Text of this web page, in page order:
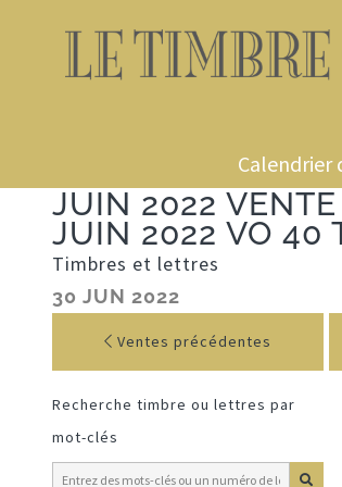
Calendrier
JUIN 2022
JUIN 2022 VO 40
Timbres et lettres
30 JUN 2022
Ventes précédentes
Recherche timbre ou lettres par
mot-clés